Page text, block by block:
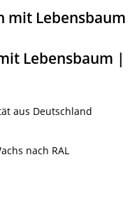
mit Lebensbaum
Lebensbaum |
aus Deutschland
nach RAL